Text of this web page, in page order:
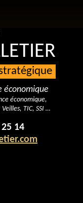
économique
économique,
TIC, SSI …
14